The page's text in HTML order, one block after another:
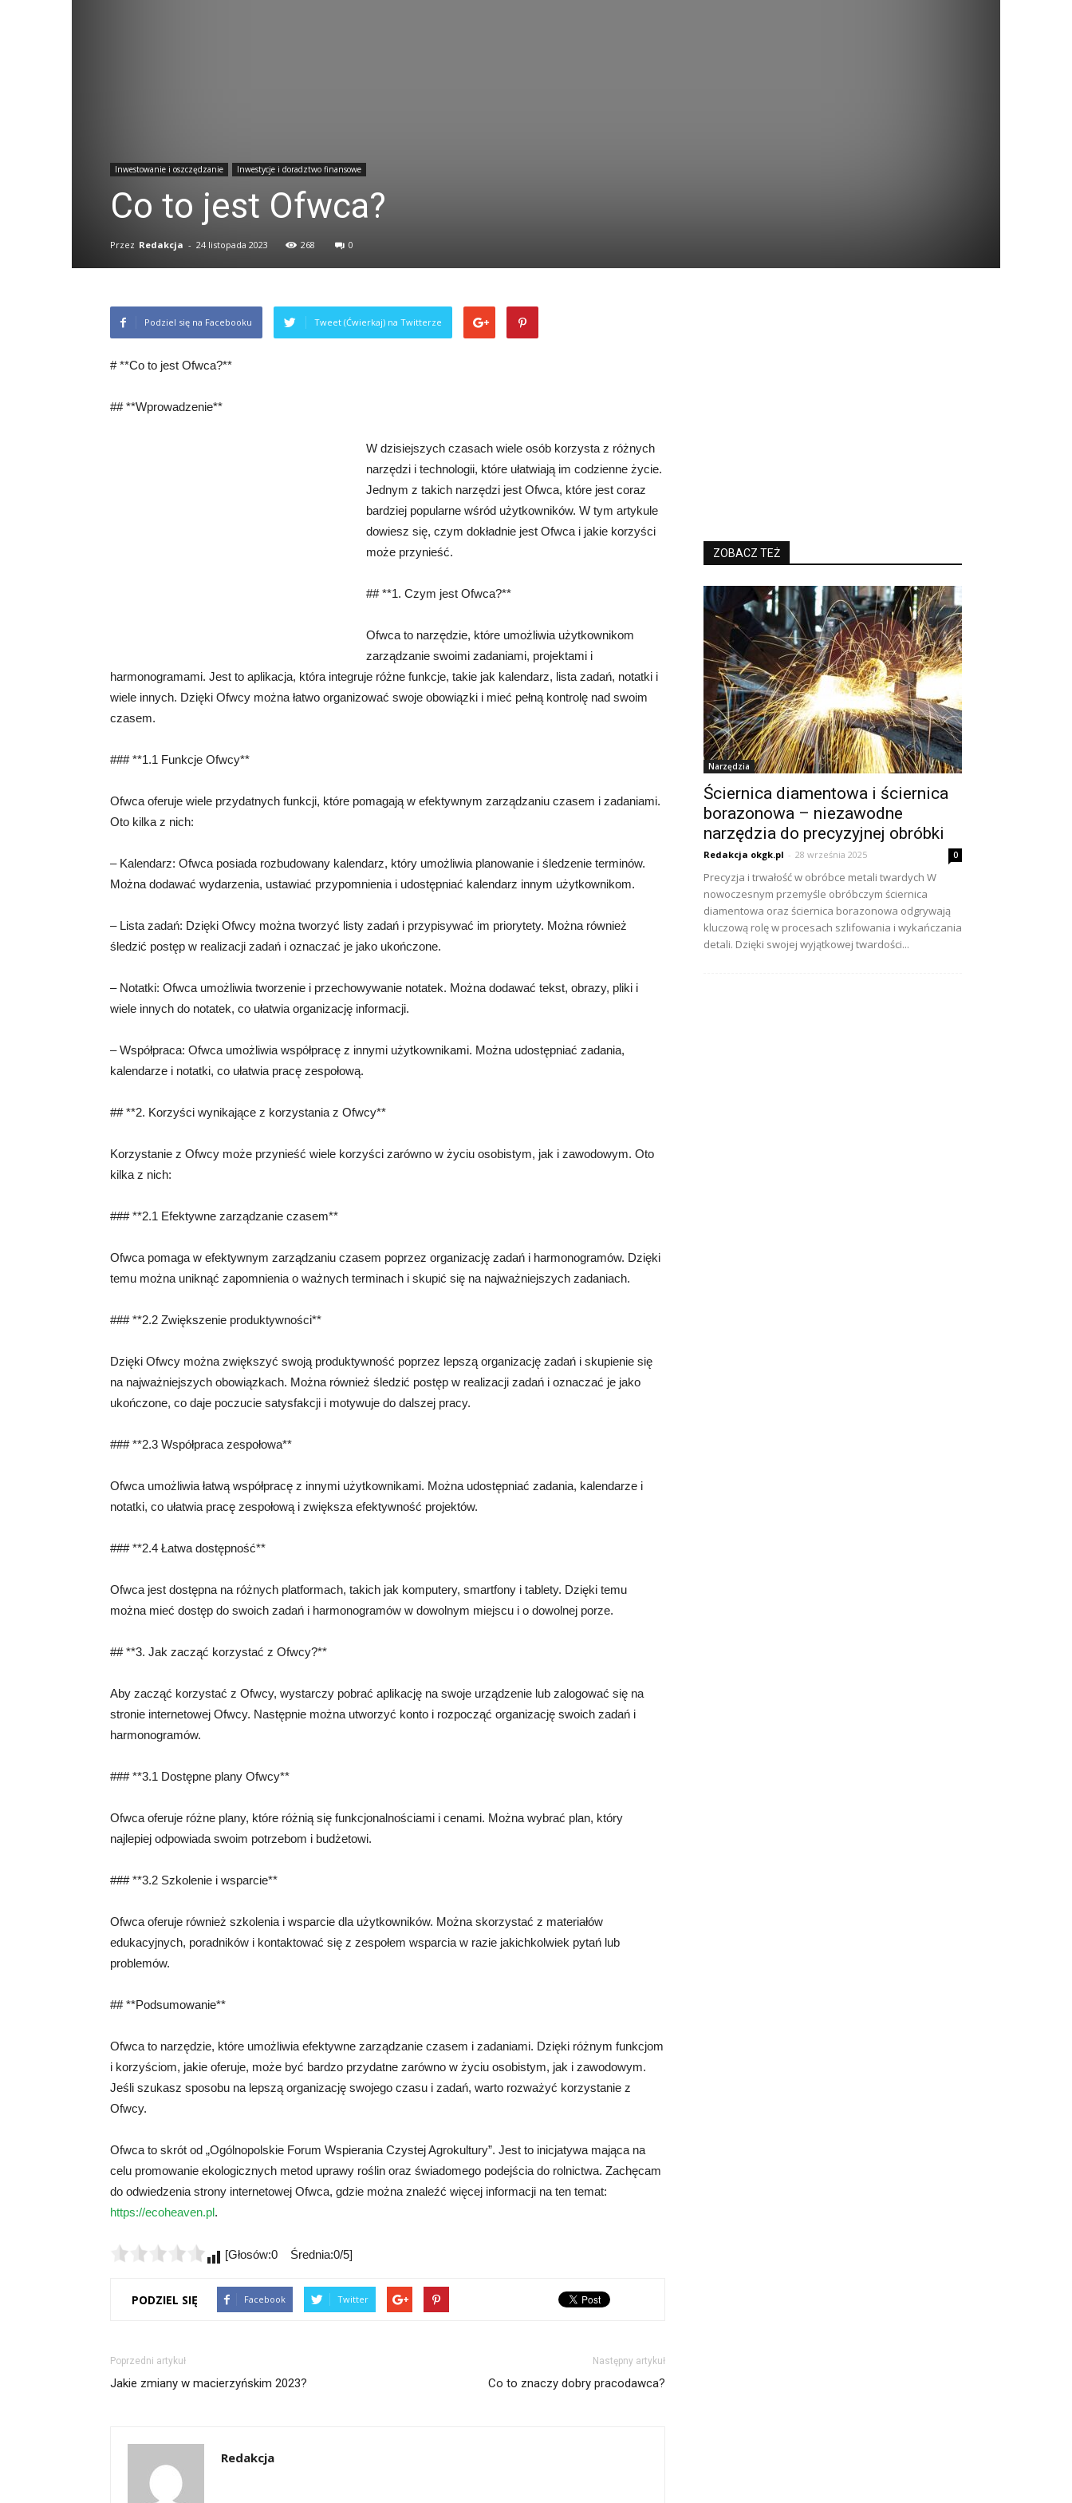
Inwestowanie i oszczędzanie Inwestycje i doradztwo finansowe
Co to jest Ofwca?
Przez Redakcja - 24 listopada 2023 268 0
Podziel się na Facebooku Tweet (Ćwierkaj) na Twitterze
# **Co to jest Ofwca?**
## **Wprowadzenie**
W dzisiejszych czasach wiele osób korzysta z różnych
narzędzi i technologii, które ułatwiają im codzienne życie.
Jednym z takich narzędzi jest Ofwca, które jest coraz
bardziej popularne wśród użytkowników. W tym artykule
dowiesz się, czym dokładnie jest Ofwca i jakie korzyści
może przynieść.
## **1. Czym jest Ofwca?**
Ofwca to narzędzie, które umożliwia użytkownikom
zarządzanie swoimi zadaniami, projektami i
harmonogramami. Jest to aplikacja, która integruje różne funkcje, takie jak kalendarz, lista zadań, notatki i
wiele innych. Dzięki Ofwcy można łatwo organizować swoje obowiązki i mieć pełną kontrolę nad swoim
czasem.
### **1.1 Funkcje Ofwcy**
Ofwca oferuje wiele przydatnych funkcji, które pomagają w efektywnym zarządzaniu czasem i zadaniami.
Oto kilka z nich:
– Kalendarz: Ofwca posiada rozbudowany kalendarz, który umożliwia planowanie i śledzenie terminów.
Można dodawać wydarzenia, ustawiać przypomnienia i udostępniać kalendarz innym użytkownikom.
– Lista zadań: Dzięki Ofwcy można tworzyć listy zadań i przypisywać im priorytety. Można również
śledzić postęp w realizacji zadań i oznaczać je jako ukończone.
– Notatki: Ofwca umożliwia tworzenie i przechowywanie notatek. Można dodawać tekst, obrazy, pliki i
wiele innych do notatek, co ułatwia organizację informacji.
– Współpraca: Ofwca umożliwia współpracę z innymi użytkownikami. Można udostępniać zadania,
kalendarze i notatki, co ułatwia pracę zespołową.
## **2. Korzyści wynikające z korzystania z Ofwcy**
Korzystanie z Ofwcy może przynieść wiele korzyści zarówno w życiu osobistym, jak i zawodowym. Oto
kilka z nich:
### **2.1 Efektywne zarządzanie czasem**
Ofwca pomaga w efektywnym zarządzaniu czasem poprzez organizację zadań i harmonogramów. Dzięki
temu można uniknąć zapomnienia o ważnych terminach i skupić się na najważniejszych zadaniach.
### **2.2 Zwiększenie produktywności**
Dzięki Ofwcy można zwiększyć swoją produktywność poprzez lepszą organizację zadań i skupienie się
na najważniejszych obowiązkach. Można również śledzić postęp w realizacji zadań i oznaczać je jako
ukończone, co daje poczucie satysfakcji i motywuje do dalszej pracy.
### **2.3 Współpraca zespołowa**
Ofwca umożliwia łatwą współpracę z innymi użytkownikami. Można udostępniać zadania, kalendarze i
notatki, co ułatwia pracę zespołową i zwiększa efektywność projektów.
### **2.4 Łatwa dostępność**
Ofwca jest dostępna na różnych platformach, takich jak komputery, smartfony i tablety. Dzięki temu
można mieć dostęp do swoich zadań i harmonogramów w dowolnym miejscu i o dowolnej porze.
## **3. Jak zacząć korzystać z Ofwcy?**
Aby zacząć korzystać z Ofwcy, wystarczy pobrać aplikację na swoje urządzenie lub zalogować się na
stronie internetowej Ofwcy. Następnie można utworzyć konto i rozpocząć organizację swoich zadań i
harmonogramów.
### **3.1 Dostępne plany Ofwcy**
Ofwca oferuje różne plany, które różnią się funkcjonalnościami i cenami. Można wybrać plan, który
najlepiej odpowiada swoim potrzebom i budżetowi.
### **3.2 Szkolenie i wsparcie**
Ofwca oferuje również szkolenia i wsparcie dla użytkowników. Można skorzystać z materiałów
edukacyjnych, poradników i kontaktować się z zespołem wsparcia w razie jakichkolwiek pytań lub
problemów.
## **Podsumowanie**
Ofwca to narzędzie, które umożliwia efektywne zarządzanie czasem i zadaniami. Dzięki różnym funkcjom
i korzyściom, jakie oferuje, może być bardzo przydatne zarówno w życiu osobistym, jak i zawodowym.
Jeśli szukasz sposobu na lepszą organizację swojego czasu i zadań, warto rozważyć korzystanie z
Ofwcy.
Ofwca to skrót od „Ogólnopolskie Forum Wspierania Czystej Agrokultury”. Jest to inicjatywa mająca na
celu promowanie ekologicznych metod uprawy roślin oraz świadomego podejścia do rolnictwa. Zachęcam
do odwiedzenia strony internetowej Ofwca, gdzie można znaleźć więcej informacji na ten temat:
https://ecoheaven.pl.
[Głosów:0 Średnia:0/5]
PODZIEL SIĘ Facebook Twitter
Poprzedni artykuł
Jakie zmiany w macierzyńskim 2023?
Następny artykuł
Co to znaczy dobry pracodawca?
Redakcja
ZOBACZ TEŻ
Narzędzia
Ściernica diamentowa i ściernica
borazonowa – niezawodne
narzędzia do precyzyjnej obróbki
Redakcja okgk.pl - 28 września 2025 0
Precyzja i trwałość w obróbce metali twardych W
nowoczesnym przemyśle obróbczym ściernica
diamentowa oraz ściernica borazonowa odgrywają
kluczową rolę w procesach szlifowania i wykańczania
detali. Dzięki swojej wyjątkowej twardości...